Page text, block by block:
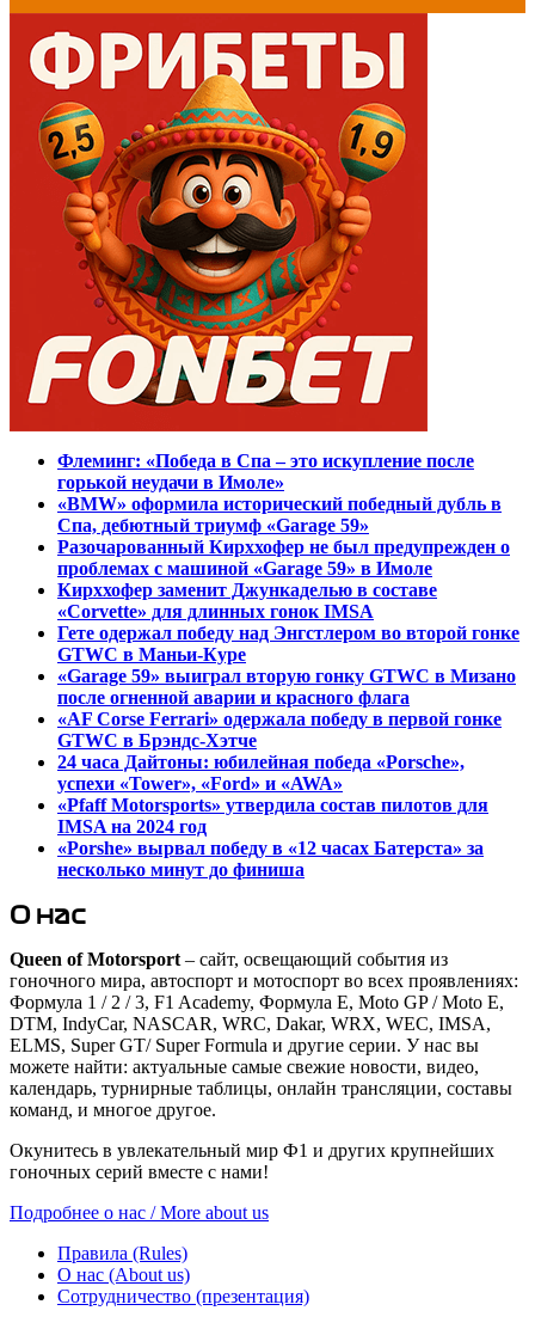
Флеминг: «Победа в Спа – это искупление после
горькой неудачи в Имоле»
«BMW» оформила исторический победный дубль в
Спа, дебютный триумф «Garage 59»
Разочарованный Кирххофер не был предупрежден о
проблемах с машиной «Garage 59» в Имоле
Кирххофер заменит Джункаделью в составе
«Corvette» для длинных гонок IMSA
Гете одержал победу над Энгстлером во второй гонке
GTWC в Маньи-Куре
«Garage 59» выиграл вторую гонку GTWC в Мизано
после огненной аварии и красного флага
«AF Corse Ferrari» одержала победу в первой гонке
GTWC в Брэндс-Хэтче
24 часа Дайтоны: юбилейная победа «Porsche»,
успехи «Tower», «Ford» и «AWA»
«Pfaff Motorsports» утвердила состав пилотов для
IMSA на 2024 год
«Porshe» вырвал победу в «12 часах Батерста» за
несколько минут до финиша
О нас
Queen of Motorsport– сайт, освещающий события из
гоночного мира, автоспорт и мотоспорт во всех проявлениях:
Формула 1 / 2 / 3, F1 Academy, Формула Е, Moto GP / Moto E,
DTM, IndyCar, NASCAR, WRC, Dakar, WRX, WEC, IMSA,
ELMS, Super GT/ Super Formula и другие серии. У нас вы
можете найти: актуальные самые свежие новости, видео,
календарь, турнирные таблицы, онлайн трансляции, составы
команд, и многое другое.
Окунитесь в увлекательный мир Ф1 и других крупнейших
гоночных серий вместе с нами!
Подробнее о нас / More about us
Правила (Rules)
О нас (About us)
Сотрудничество (презентация)